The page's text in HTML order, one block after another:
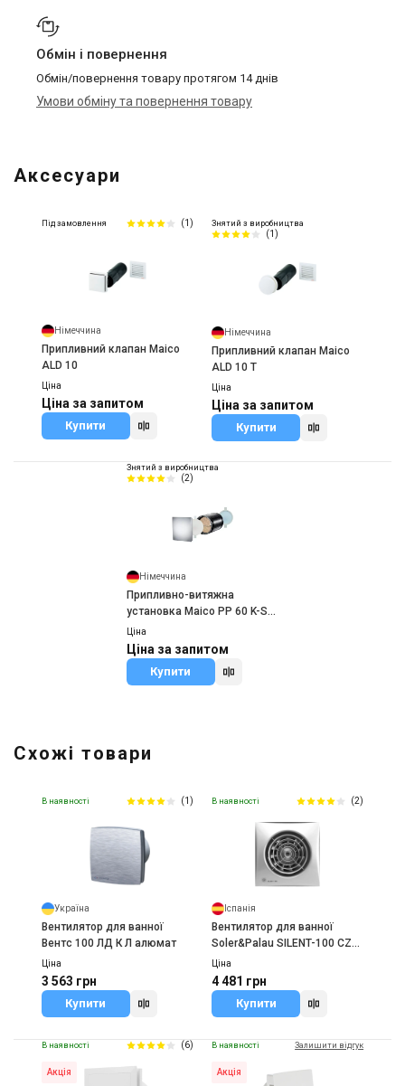
Обмін і повернення
Обмін/повернення товару протягом 14 днів
Умови обміну та повернення товару
Аксесуари
Під замовлення (1)
Німеччина
Припливний клапан Maico
ALD 10
Ціна
Ціна за запитом
Купити
Знятий з виробництва
(1)
Німеччина
Припливний клапан Maico
ALD 10 T
Ціна
Ціна за запитом
Купити
Знятий з виробництва
(2)
Німеччина
Припливно-витяжна
установка Maico PP 60 K-SE
(PushPull)
Ціна
Ціна за запитом
Купити
Схожі товари
В наявності (1)
Україна
Вентилятор для ванної
Вентс 100 ЛД К Л алюмат
Ціна
3 563 грн
Купити
В наявності (2)
Іспанія
Вентилятор для ванної
Soler&Palau SILENT-100 CZ
SILVER
Ціна
4 481 грн
Купити
В наявності (6)
Акція
В наявності Залишити відгук
Акція